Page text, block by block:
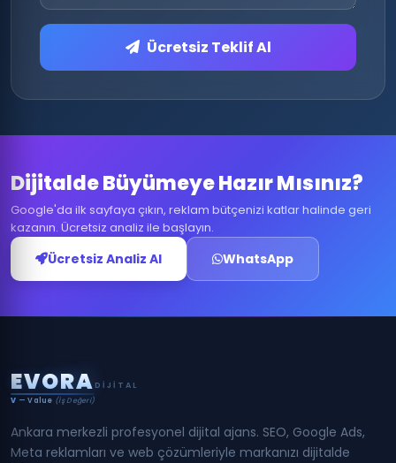
Ücretsiz Teklif Al
Dijitalde Büyümeye Hazır Mısınız?
Google'da ilk sayfaya çıkın, reklam bütçenizi katlar halinde geri
kazanın. Ücretsiz analiz ile başlayın.
Ücretsiz Analiz Al WhatsApp
EVORA DIJITAL
V — Value (İş Değeri)
Ankara merkezli profesyonel dijital ajans. SEO, Google Ads,
Meta reklamları ve web çözümleriyle markanızı dijitalde